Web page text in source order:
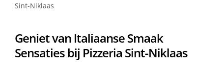
Sint-Niklaas
Geniet van Italiaanse Smaak
Sensaties bij Pizzeria Sint-Niklaas